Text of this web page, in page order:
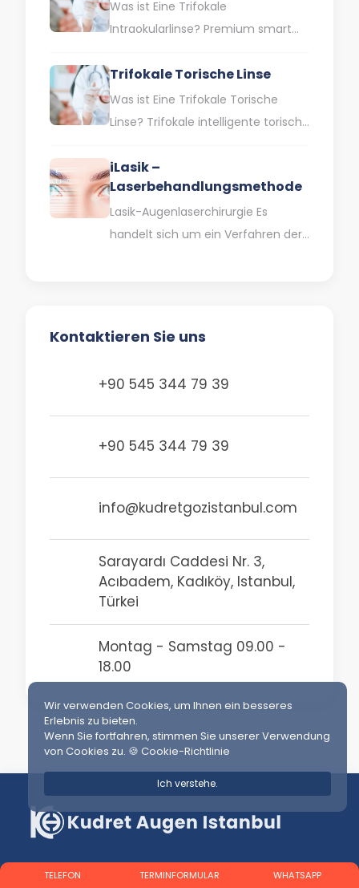
Kurzsichtigkeit, Weitsichtigkeit
Was ist Eine Trifokale
Intraokularlinse? Premium smart
Intraokularlinsen, die Ihnen helfen,
ohne Brille in der Nähe, auf…
Trifokale Torische Linse
Was ist Eine Trifokale Torische
Linse? Trifokale intelligente torische
Kataraktbehandlung häufig
eingesetzt. Der Graue Star…
iLasik –
Laserbehandlungsmethode
Lasik-Augenlaserchirurgie Es
handelt sich um ein Verfahren der
Kontaktieren Sie uns
+90 545 344 79 39
+90 545 344 79 39
info@kudretgozistanbul.com
Sarayardı Caddesi Nr. 3,
Acıbadem, Kadıköy, Istanbul,
Türkei
Montag - Samstag 09.00 -
18.00
+90 545 344 79 39
TELEFON TERMINFORMULAR WHATSAPP
Wir verwenden Cookies, um Ihnen ein besseres
Erlebnis zu bieten.
Wenn Sie fortfahren, stimmen Sie unserer Verwendung
von Cookies zu. 🍪 Cookie-Richtlinie
Ich verstehe.